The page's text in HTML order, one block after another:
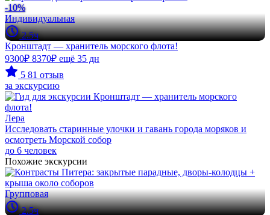
-10%
Индивидуальная
2.5ч
Кронштадт — хранитель морского флота!
9300₽ 8370₽ ещё 35 дн
5 81 отзыв
за экскурсию
Лера
Исследовать старинные улочки и гавань города моряков и
осмотреть Морской собор
до 6 человек
Похожие экскурсии
Групповая
2.5ч